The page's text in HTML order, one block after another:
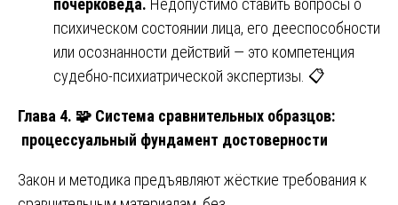
почерковеда. Недопустимо ставить вопросы о
психическом состоянии лица, его дееспособности
или осознанности действий — это компетенция
судебно-психиатрической экспертизы. 📋
Глава 4. 🧩 Система сравнительных образцов:
процессуальный фундамент достоверности
Закон и методика предъявляют жёсткие требования к